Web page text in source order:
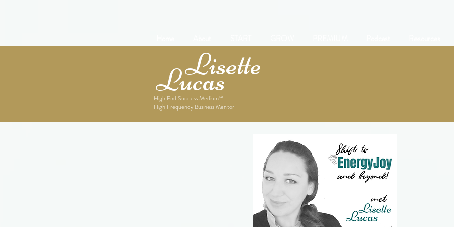
Lisette
Lucas
High End Success Medium™
High Frequency Business Mentor